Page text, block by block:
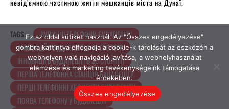
Ez az oldal sütiket használ. Az "Összes engedélyezése"
gombra kattintva elfogadja a cookie-k tárolását az eszközén a
webhelyen való navigáció javítása, a webhelyhasználat
elemzése és marketing tevékenységeink támogatása
érdekében.
Összes engedélyezése